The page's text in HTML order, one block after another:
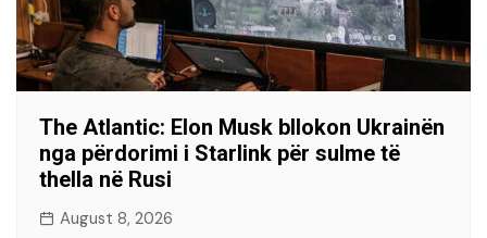
The Atlantic: Elon Musk bllokon Ukrainën
nga përdorimi i Starlink për sulme të
thella në Rusi
August 8, 2026